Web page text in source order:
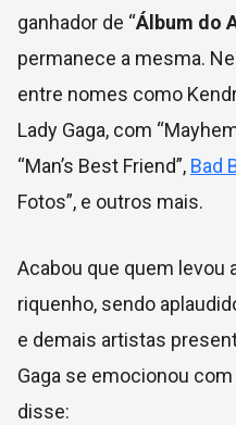
ganhador de “Álbum do
permanece a mesma.
entre nomes como
Lady Gaga, com
“Man’s Best Friend”, Bad
Fotos”, e outros mais.
Acabou que quem levou
riquenho, sendo
e demais artistas
Gaga se emocionou
disse: